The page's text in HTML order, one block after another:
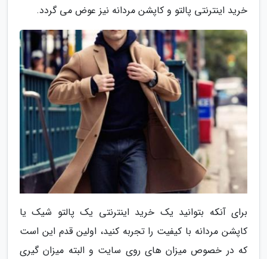
خرید اینترنتی پالتو و کاپشن مردانه نیز عوض می گردد.
برای آنکه بتوانید یک خرید اینترنتی یک پالتو شیک یا
کاپشن مردانه با کیفیت را تجربه کنید، اولین قدم این است
که در خصوص میزان های روی سایت و البته میزان گیری